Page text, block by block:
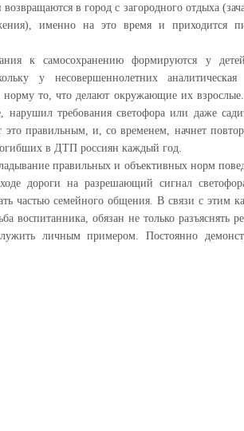
в город с загородного отдыха
именно на это время и приходится
к самосохранению формируются у
у несовершеннолетних аналитическая
то, что делают окружающие их
нарушил требования светофора или даже
правильным, и, со временем, начнет
в ДТП россиян каждый год.
правильных и объективных норм
дороги на разрешающий сигнал
частью семейного общения. В связи с этим
воспитанника, обязан не только разъяснять
личным примером. Постоянно